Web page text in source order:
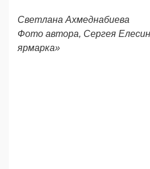
Светлана Ахмеднабиева
Фото автора, Сергея
ярмарка»